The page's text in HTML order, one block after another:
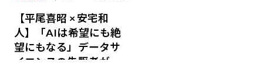
【平尾喜昭 × 安宅和
人】「AIは希望にも絶
望にもなる」データサ
イエンスの先駆者が語